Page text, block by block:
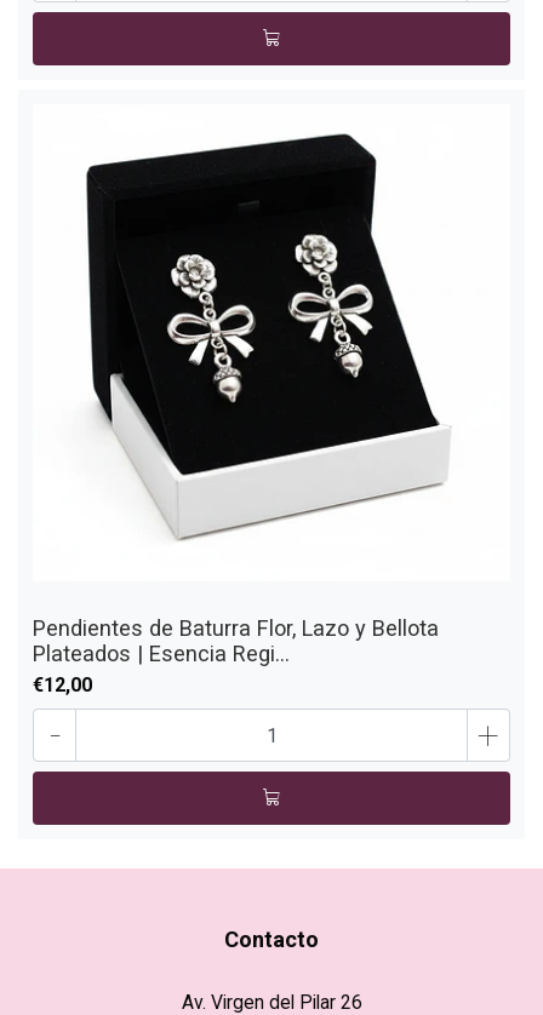
Pendientes de Baturra Flor, Lazo y Bellota
Plateados | Esencia Regi...
€12,00
- +
Contacto
Av. Virgen del Pilar 26